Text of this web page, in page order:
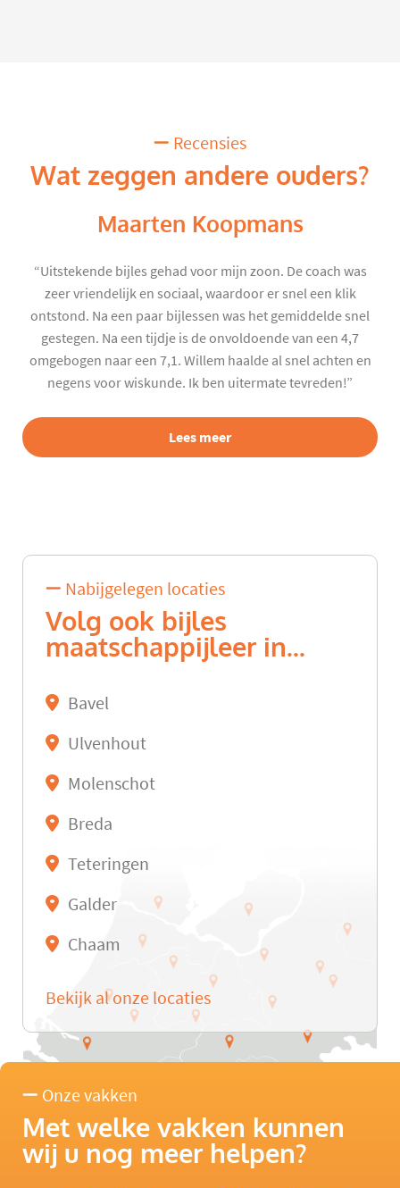
Recensies
Wat zeggen andere ouders?
Maarten Koopmans
“Uitstekende bijles gehad voor mijn zoon. De coach was
zeer vriendelijk en sociaal, waardoor er snel een klik
ontstond. Na een paar bijlessen was het gemiddelde snel
gestegen. Na een tijdje is de onvoldoende van een 4,7
omgebogen naar een 7,1. Willem haalde al snel achten en
negens voor wiskunde. Ik ben uitermate tevreden!”
Lees meer
Nabijgelegen locaties
Volg ook bijles
maatschappijleer in...
Bavel
Ulvenhout
Molenschot
Breda
Teteringen
Galder
Chaam
Bekijk al onze locaties
Onze vakken
Met welke vakken kunnen
wij u nog meer helpen?